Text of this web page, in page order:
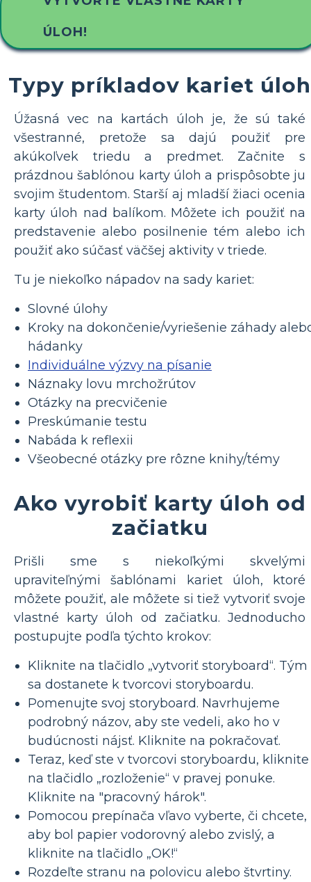
ÚLOH!
Typy príkladov kariet úloh
Úžasná vec na kartách úloh je, že sú také
všestranné, pretože sa dajú použiť pre
akúkoľvek triedu a predmet. Začnite s
prázdnou šablónou karty úloh a prispôsobte ju
svojim študentom. Starší aj mladší žiaci ocenia
karty úloh nad balíkom. Môžete ich použiť na
predstavenie alebo posilnenie tém alebo ich
použiť ako súčasť väčšej aktivity v triede.
Tu je niekoľko nápadov na sady kariet:
Slovné úlohy
Kroky na dokončenie/vyriešenie záhady
hádanky
Individuálne výzvy na písanie
Náznaky lovu mrchožrútov
Otázky na precvičenie
Preskúmanie testu
Nabáda k reflexii
Všeobecné otázky pre rôzne knihy/témy
Ako vyrobiť karty úloh od
začiatku
Prišli sme s niekoľkými skvelými
upraviteľnými šablónami kariet úloh, ktoré
môžete použiť, ale môžete si tiež vytvoriť svoje
vlastné karty úloh od začiatku. Jednoducho
postupujte podľa týchto krokov:
Kliknite na tlačidlo „vytvoriť storyboard“. Tým
sa dostanete k tvorcovi storyboardu.
Pomenujte svoj storyboard. Navrhujeme
podrobný názov, aby ste vedeli, ako ho v
budúcnosti nájsť. Kliknite na pokračovať.
Teraz, keď ste v tvorcovi storyboardu, kliknite
na tlačidlo „rozloženie“ v pravej ponuke.
Kliknite na "pracovný hárok".
Pomocou prepínača vľavo vyberte, či chcete,
aby bol papier vodorovný alebo zvislý, a
kliknite na tlačidlo „OK!“
Rozdeľte stranu na polovicu alebo štvrtiny.